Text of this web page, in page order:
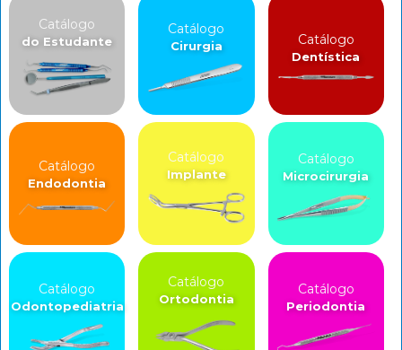
Catálogo
do Estudante
Catálogo
Cirurgia Catálogo
Dentística
Catálogo
Endodontia
Catálogo
Implante
Catálogo
Microcirurgia
Catálogo
Odontopediatria
Catálogo
Ortodontia
Catálogo
Periodontia